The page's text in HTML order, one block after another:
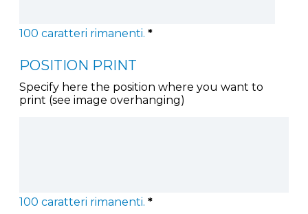
100 caratteri rimanenti. *
POSITION PRINT
Specify here the position where you want to
print (see image overhanging)
100 caratteri rimanenti. *